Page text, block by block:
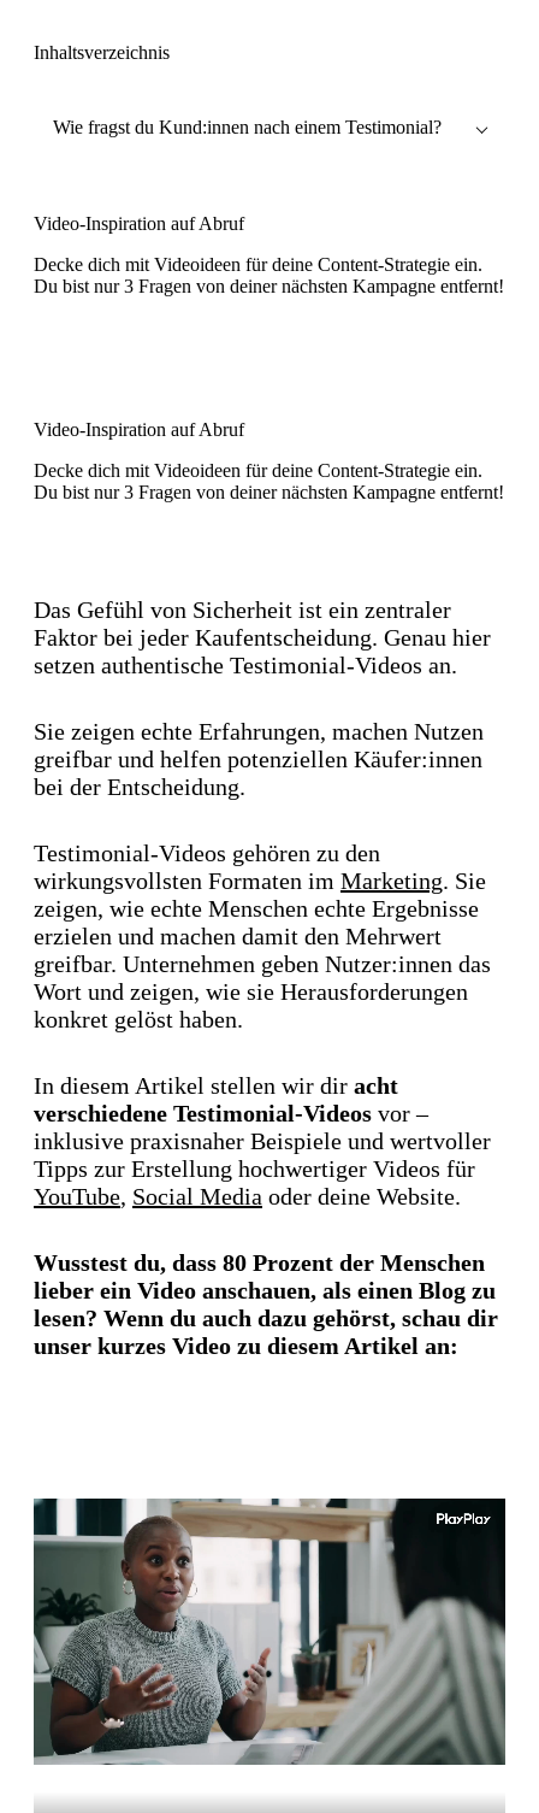
Video-Inspiration auf Abruf
Decke dich mit Videoideen für deine Content-Strategie ein.
Du bist nur 3 Fragen von deiner nächsten Kampagne entfernt!
Das Gefühl von Sicherheit ist ein zentraler
Faktor bei jeder Kaufentscheidung. Genau hier
setzen authentische Testimonial-Videos an.
Sie zeigen echte Erfahrungen, machen Nutzen
greifbar und helfen potenziellen Käufer:innen
bei der Entscheidung.
Testimonial-Videos gehören zu den
wirkungsvollsten Formaten im Marketing. Sie
zeigen, wie echte Menschen echte Ergebnisse
erzielen und machen damit den Mehrwert
greifbar. Unternehmen geben Nutzer:innen das
Wort und zeigen, wie sie Herausforderungen
konkret gelöst haben.
In diesem Artikel stellen wir dir acht
verschiedene Testimonial-Videos vor –
inklusive praxisnaher Beispiele und wertvoller
Tipps zur Erstellung hochwertiger Videos für
YouTube, Social Media oder deine Website.
Wusstest du, dass 80 Prozent der Menschen
lieber ein Video anschauen, als einen Blog zu
lesen? Wenn du auch dazu gehörst, schau dir
unser kurzes Video zu diesem Artikel an:
Inhaltsverzeichnis
Wie fragst du Kund:innen nach einem Testimonial?
Video-Inspiration auf Abruf
Decke dich mit Videoideen für deine Content-Strategie ein.
Du bist nur 3 Fragen von deiner nächsten Kampagne entfernt!